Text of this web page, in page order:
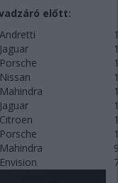
előtt:
Andretti
Jaguar
Porsche
Nissan
Mahindra
Jaguar
Citroen
Porsche
Mahindra
Envision